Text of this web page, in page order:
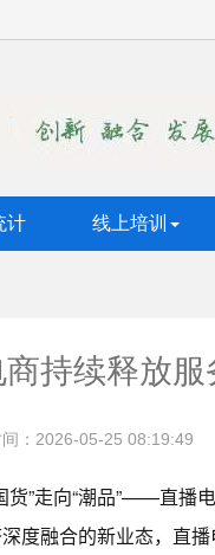
计 线上培训
持续释放
间：2026-05-25 08:19:49
”走向“潮品”——直播
度融合的新业态，直